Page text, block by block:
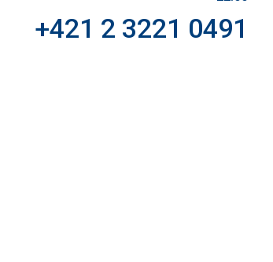
+421 2 3221 0491